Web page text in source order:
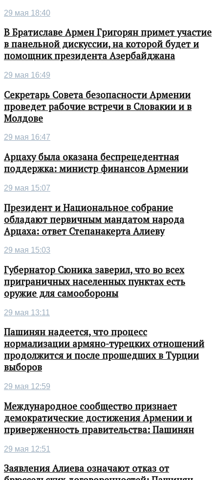
29 мая 18:40
В Братиславе Армен Григорян примет участие
в панельной дискуссии, на которой будет и
помощник президента Азербайджана
29 мая 16:49
Секретарь Совета безопасности Армении
проведет рабочие встречи в Словакии и в
Молдове
29 мая 16:47
Арцаху была оказана беспрецедентная
поддержка: министр финансов Армении
29 мая 15:07
Президент и Национальное собрание
обладают первичным мандатом народа
Арцаха: ответ Степанакерта Алиеву
29 мая 15:03
Губернатор Сюника заверил, что во всех
приграничных населенных пунктах есть
оружие для самообороны
29 мая 13:11
Пашинян надеется, что процесс
нормализации армяно-турецких отношений
продолжится и после прошедших в Турции
выборов
29 мая 12:59
Международное сообщество признает
демократические достижения Армении и
приверженность правительства: Пашинян
29 мая 12:51
Заявления Алиева означают отказ от